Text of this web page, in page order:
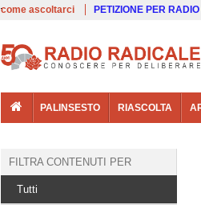
come ascoltarci PETIZIONE PER
PALINSESTO RIASCOLTA
FILTRA CONTENUTI PER
Tutti